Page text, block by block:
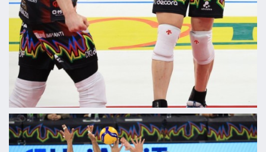
Utilizziamo i cookie per personalizzare contenuti ed
annunci, per fornire funzionalità dei social media e per
analizzare il nostro traffico. Condividiamo inoltre
informazioni sul modo in cui utilizzi il nostro sito con i
nostri partner che si occupano di analisi dei dati web,
pubblicità e social media, i quali potrebbero combinarle
con altre informazioni che hai fornito loro o che hanno
raccolto dal tuo utilizzo dei loro servizi.